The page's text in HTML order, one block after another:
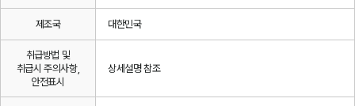
제조국 대한민국
취급방법 및
취급시 주의사항,
안전표시
상세설명 참조